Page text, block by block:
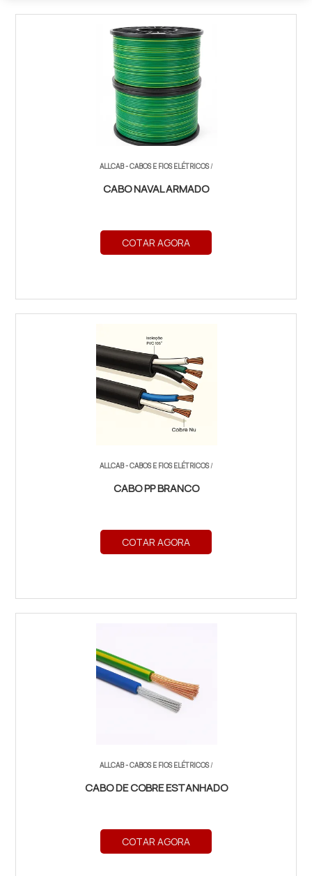
ALLCAB - CABOS E FIOS ELÉTRICOS/
CABO NAVAL ARMADO
COTAR AGORA
ALLCAB - CABOS E FIOS ELÉTRICOS/
CABO PP BRANCO
COTAR AGORA
ALLCAB - CABOS E FIOS ELÉTRICOS/
CABO DE COBRE ESTANHADO
COTAR AGORA